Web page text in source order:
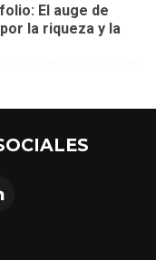
El auge de
la riqueza y la